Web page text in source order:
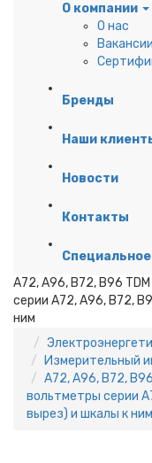
О компании
О нас
Вакансии
Бренды
Наши
Новости
Контакты
А72, А96, В72, В96
серии А72, А96, В72,
ним
Измерительный
А72, А96, В72,
вольтметры серии
вырез) и шкалы к ним